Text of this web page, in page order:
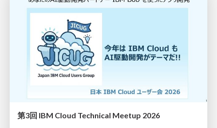
第3回 IBM Cloud Technical Meetup 2026